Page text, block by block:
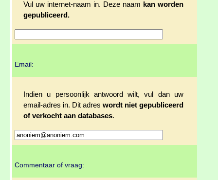
Vul uw internet-naam in. Deze naam kan worden
gepubliceerd.
Email:
Indien u persoonlijk antwoord wilt, vul dan uw
email-adres in. Dit adres wordt niet gepubliceerd
of verkocht aan databases.
Commentaar of vraag: